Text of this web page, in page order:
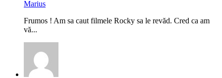
Marius
Frumos ! Am sa caut filmele Rocky sa le revăd. Cred ca am
vă...